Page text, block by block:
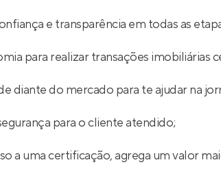
e transparência em todas as
para realizar transações imobiliárias
diante do mercado para te ajudar na
para o cliente atendido;
a uma certificação, agrega um valor